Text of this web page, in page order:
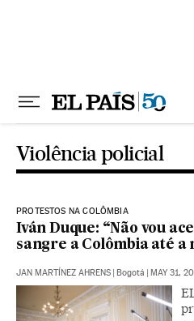
Violência policial
PROTESTOS NA COLÔMBIA
Iván Duque: “Não vou
sangre a Colômbia até a
JAN MARTÍNEZ AHRENS | Bogotá | MAY 31,